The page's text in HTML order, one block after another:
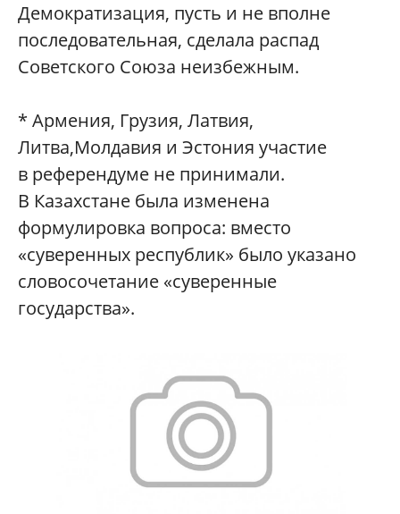
Демократизация, пусть и не вполне
последовательная, сделала распад
Советского Союза неизбежным.
* Армения, Грузия, Латвия,
Литва,Молдавия и Эстония участие
в референдуме не принимали.
В Казахстане была изменена
формулировка вопроса: вместо
«суверенных республик» было указано
словосочетание «суверенные
государства».